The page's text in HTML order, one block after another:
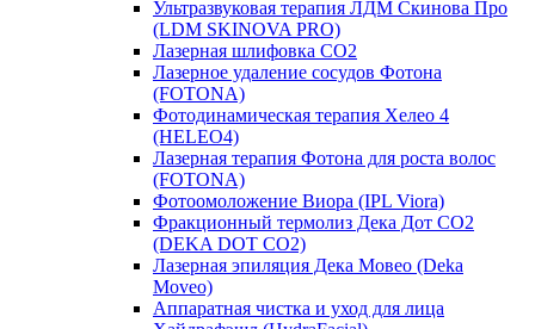
Ультразвуковая терапия ЛДМ Скинова Про
(LDM SKINOVA PRO)
Лазерная шлифовка CO2
Лазерное удаление сосудов Фотона
(FOTONA)
Фотодинамическая терапия Хелео 4
(HELEO4)
Лазерная терапия Фотона для роста волос
(FOTONA)
Фотоомоложение Виора (IPL Viora)
Фракционный термолиз Дека Дот СО2
(DEKA DOT CO2)
Лазерная эпиляция Дека Мовео (Deka
Moveo)
Аппаратная чистка и уход для лица